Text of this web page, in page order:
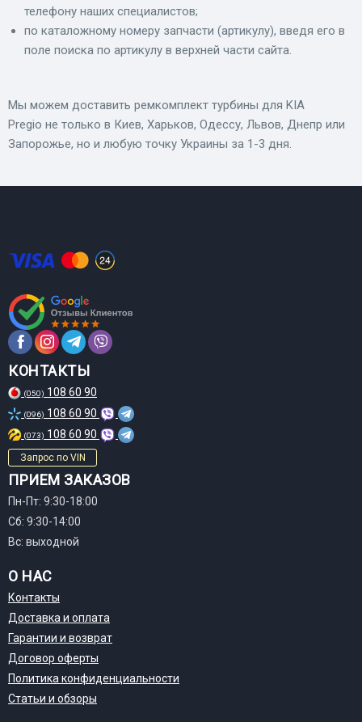
телефону наших специалистов;
по каталожному номеру запчасти (артикулу), введя его в
поле поиска по артикулу в верхней части сайта.
Мы можем доставить ремкомплект турбины для KIA
Pregio не только в Киев, Харьков, Одессу, Львов, Днепр или
Запорожье, но и любую точку Украины за 1-3 дня.
КОНТАКТЫ
(050) 108 60 90
(096) 108 60 90
(073) 108 60 90
Запрос по VIN
ПРИЕМ ЗАКАЗОВ
Пн-Пт: 9:30-18:00
Сб: 9:30-14:00
Вс: выходной
О НАС
Контакты
Доставка и оплата
Гарантии и возврат
Договор оферты
Политика конфиденциальности
Статьи и обзоры